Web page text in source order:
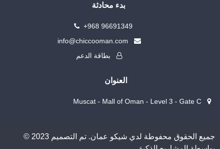
بدء محادثة
+968 96691349
بطاقة الدعم
العنوان
© 2023 جميع الحقوق محفوطة لدي شيكو عمان. تم التصميم